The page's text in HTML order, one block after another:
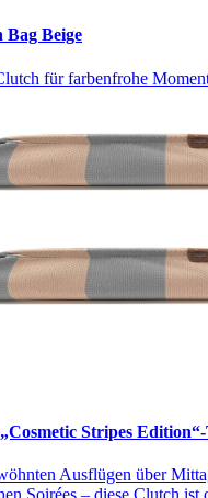
Bag Beige
für farbenfrohe
Stripes Edition“-
Ausflügen über